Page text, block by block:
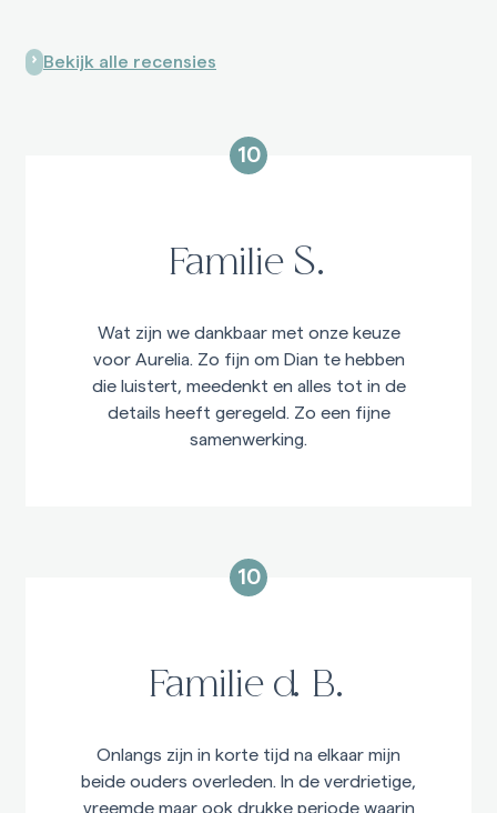
Bekijk alle recensies
10
Familie S.
Wat zijn we dankbaar met onze keuze
voor Aurelia. Zo fijn om Dian te hebben
die luistert, meedenkt en alles tot in de
details heeft geregeld. Zo een fijne
samenwerking.
10
Familie d. B.
Onlangs zijn in korte tijd na elkaar mijn
beide ouders overleden. In de verdrietige,
vreemde maar ook drukke periode waarin